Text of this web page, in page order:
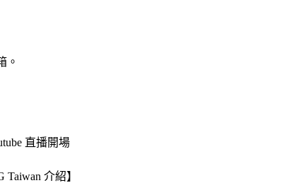
。
直播開場
介紹】